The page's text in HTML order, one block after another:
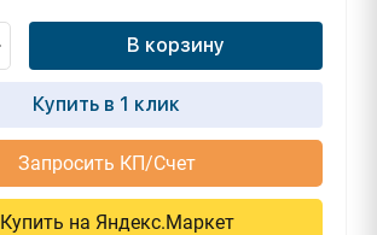
В корзину
Купить в 1 клик
Запросить КП/Счет
Купить на Яндекс.Маркет